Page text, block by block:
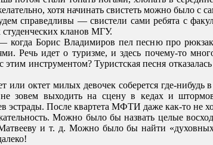
хотя начинать свистеть можно было с
справедливы — свистели сами ребята с
кланов МГУ.
Борис Владимиров пел песню про
Речь идет о туризме, и здесь почему-то
инструментом? Туристская песня
или октет милых девочек соберется где-
зовем выходить на сцену в кедах и
эстрады. После квартета МФТИ даже как-то не
Можно было бы назвать целые
и т. д. Можно было бы найти